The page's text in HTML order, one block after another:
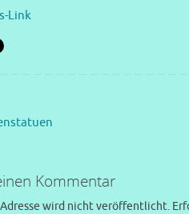
Link
Kommentar
wird nicht veröffentlicht.